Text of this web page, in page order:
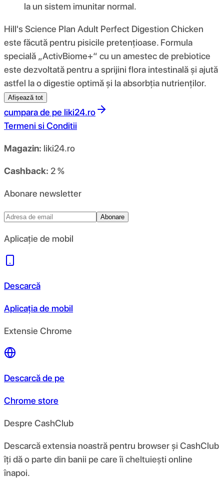
la un sistem imunitar normal.
Hill's Science Plan Adult Perfect Digestion Chicken
este făcută pentru pisicile pretențioase. Formula
specială „ActivBiome+“ cu un amestec de prebiotice
este dezvoltată pentru a sprijini flora intestinală și ajută
astfel la o digestie optimă și la absorbția nutrienților.
Afișează tot
cumpara de pe liki24.ro
Termeni si Conditii
Magazin: liki24.ro
Cashback: 2 %
Abonare newsletter
Abonare
Aplicație de mobil
Descarcă
Aplicația de mobil
Extensie Chrome
Descarcă de pe
Chrome store
Despre CashClub
Descarcă extensia noastră pentru browser și CashClub
îți dă o parte din banii pe care îi cheltuiești online
înapoi.